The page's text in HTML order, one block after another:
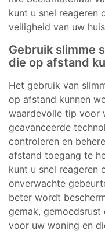
kunt u snel reageren
veiligheid van uw
Gebruik slimme
die op afstand
Het gebruik van
op afstand kunnen
waardevolle tip voor
geavanceerde
controleren en
afstand toegang te
kunt u snel reageren
onverwachte
beter wordt
gemak, gemoedsrust
voor uw woning en